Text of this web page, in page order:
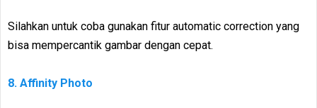
Silahkan untuk coba gunakan fitur automatic correction yang
bisa mempercantik gambar dengan cepat.
8. Affinity Photo